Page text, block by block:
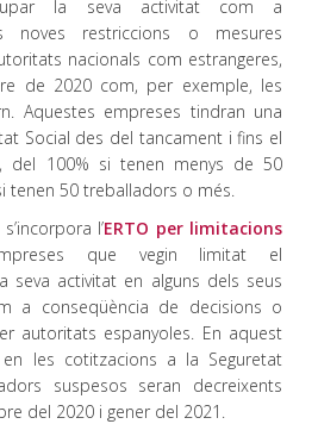
la seva activitat com a
noves restriccions o mesures
nacionals com estrangeres,
de 2020 com, per exemple, les
Aquestes empreses tindran una
Social des del tancament i fins el
del 100% si tenen menys de 50
tenen 50 treballadors o més.
l’ERTO per limitacions
que vegin limitat el
seva activitat en alguns dels seus
a conseqüència de decisions o
autoritats espanyoles. En aquest
les cotitzacions a la Seguretat
suspesos seran decreixents
del 2020 i gener del 2021.